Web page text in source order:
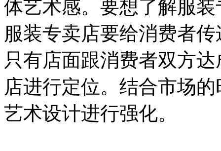
体艺术感。要想了解服
服装专卖店要给消费者
只有店面跟消费者双方
店进行定位。结合市场
艺术设计进行强化。